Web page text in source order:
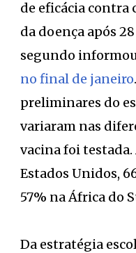
de eficácia contra
da doença após
segundo
no final de janeiro
preliminares do
variaram nas
vacina foi testada.
Estados Unidos,
57% na África do
Da estratégia